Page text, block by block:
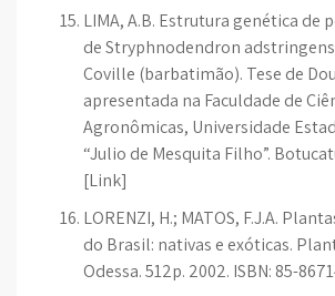
LIMA, A.B. Estrutura genética de
de Stryphnodendron
Coville (barbatimão). Tese de
apresentada na Faculdade de
Agronômicas, Universidade
“Julio de Mesquita Filho”.
[Link]
LORENZI, H.; MATOS, F.J.A.
do Brasil: nativas e exóticas.
Odessa. 512p. 2002. ISBN: 85-